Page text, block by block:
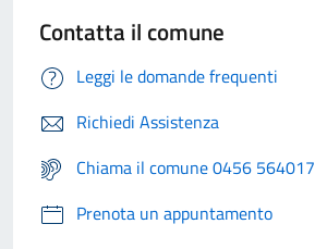
Contatta il comune
Leggi le domande frequenti
Richiedi Assistenza
Chiama il comune 0456 564017
Prenota un appuntamento